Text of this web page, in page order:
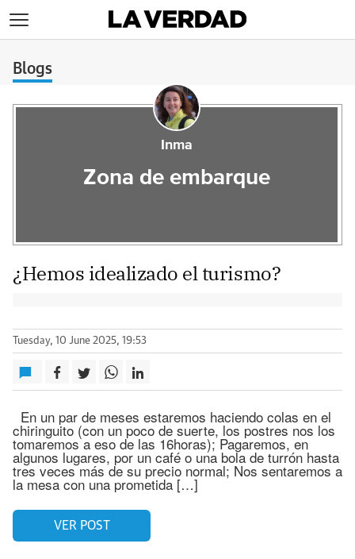
Blogs
Inma
Zona de embarque
¿Hemos idealizado el turismo?
Tuesday, 10 June 2025, 19:53
En un par de meses estaremos haciendo colas en el
chiringuito (con un poco de suerte, los postres nos los
tomaremos a eso de las 16horas); Pagaremos, en
algunos lugares, por un café o una bola de turrón hasta
tres veces más de su precio normal; Nos sentaremos a
la mesa con una prometida […]
VER POST